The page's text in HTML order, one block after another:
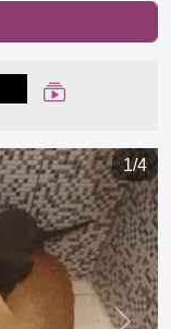
no Facebook
no
Compartilhar
Ver Web Story
1/4